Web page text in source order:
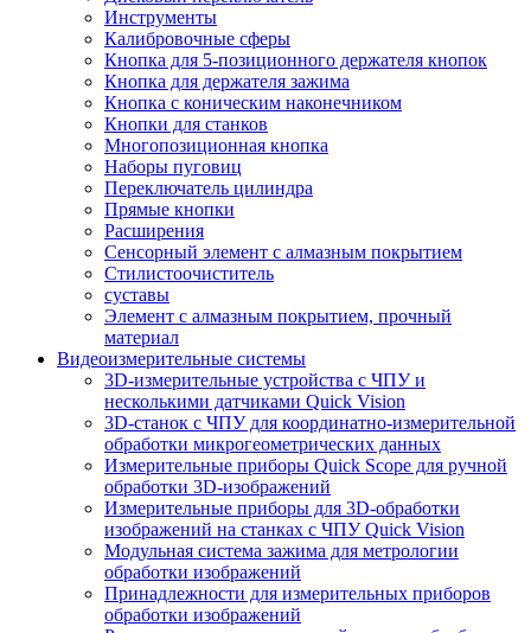
Инструменты
Калибровочные сферы
Кнопка для 5-позиционного держателя кнопок
Кнопка для держателя зажима
Кнопка с коническим наконечником
Кнопки для станков
Многопозиционная кнопка
Наборы пуговиц
Переключатель цилиндра
Прямые кнопки
Расширения
Сенсорный элемент с алмазным покрытием
Стилистоочиститель
суставы
Элемент с алмазным покрытием, прочный
материал
Видеоизмерительные системы
3D-измерительные устройства с ЧПУ и
несколькими датчиками Quick Vision
3D-станок с ЧПУ для координатно-измерительной
обработки микрогеометрических данных
Измерительные приборы Quick Scope для ручной
обработки 3D-изображений
Измерительные приборы для 3D-обработки
изображений на станках с ЧПУ Quick Vision
Модульная система зажима для метрологии
обработки изображений
Принадлежности для измерительных приборов
обработки изображений